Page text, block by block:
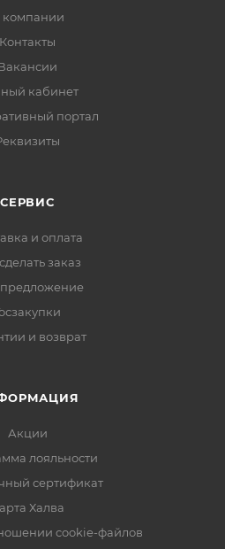
Контакты
кабинет
портал
СЕРВИС
и оплата
заказ
и возврат
Акции
лояльности
сертификат
Халва
cookie-файлов